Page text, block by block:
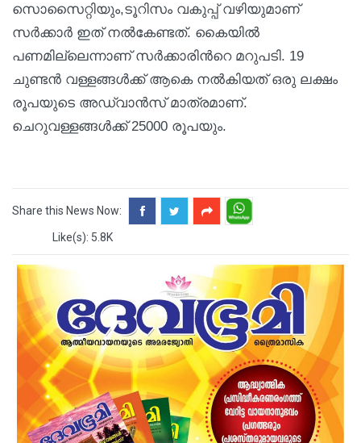
സൊസൈറ്റിയും,ടൂറിസം വകുപ്പ് വഴിയുമാണ്
സര്‍ക്കാർ ഇത് നല്‍കേണ്ടത്. കൈയില്‍
പണമില്ലെന്നാണ് സർക്കാരിന്‍റെ മറുപടി. 19
ചുണ്ടന്‍ വള്ളങ്ങള്‍ക്ക് ആകെ നൽകിയത് ഒരു ലക്ഷം
രൂപയുടെ അഡ്വാന്‍സ് മാത്രമാണ്.
ചെറുവള്ളങ്ങൾക്ക് 25000 രൂപയും.
Share this News Now:
Like(s): 5.8K